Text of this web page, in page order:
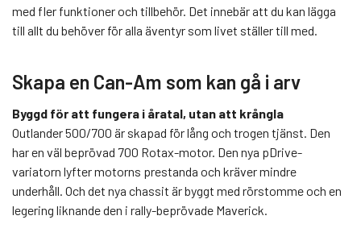
med fler funktioner och tillbehör. Det innebär att du kan lägga
till allt du behöver för alla äventyr som livet ställer till med.
Skapa en Can-Am som kan gå i arv
Byggd för att fungera i åratal, utan att krångla
Outlander 500/700 är skapad för lång och trogen tjänst. Den
har en väl beprövad 700 Rotax-motor. Den nya pDrive-
variatorn lyfter motorns prestanda och kräver mindre
underhåll. Och det nya chassit är byggt med rörstomme och en
legering liknande den i rally-beprövade Maverick.